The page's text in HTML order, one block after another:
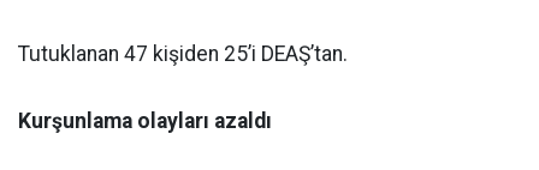
Tutuklanan 47 kişiden 25’i DEAŞ’tan.
Kurşunlama olayları azaldı